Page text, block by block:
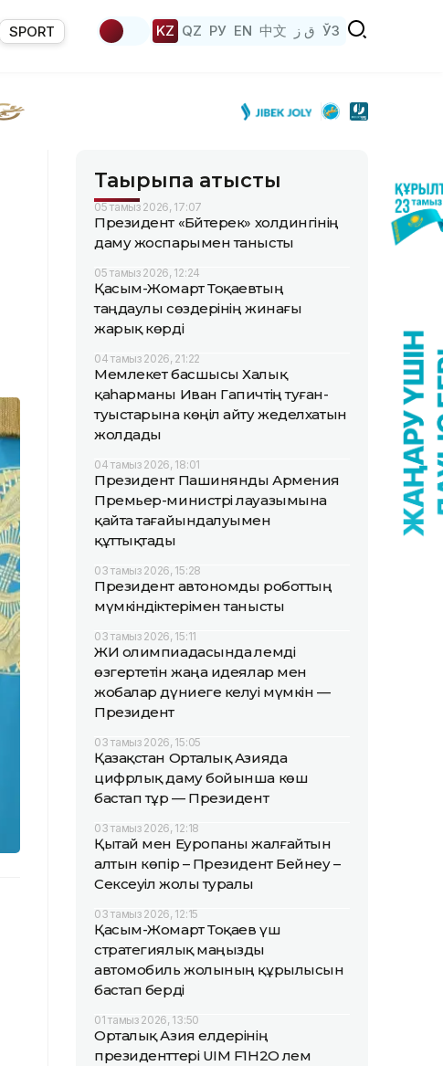
SPORT KZ QZ РУ EN 中文 ق ز ЎЗ
Тақырыпқа қатысты
05 тамыз 2026, 17:07
Президент «Бәйтерек» холдингінің
даму жоспарымен танысты
05 тамыз 2026, 12:24
Қасым-Жомарт Тоқаевтың
таңдаулы сөздерінің жинағы
жарық көрді
04 тамыз 2026, 21:22
Мемлекет басшысы Халық
қаһарманы Иван Гапичтің туған-
туыстарына көңіл айту жеделхатын
жолдады
04 тамыз 2026, 18:01
Президент Пашинянды Армения
Премьер-министрі лауазымына
қайта тағайындалуымен
құттықтады
03 тамыз 2026, 15:28
Президент автономды роботтың
мүмкіндіктерімен танысты
03 тамыз 2026, 15:11
ЖИ олимпиадасында әлемді
өзгертетін жаңа идеялар мен
жобалар дүниеге келуі мүмкін —
Президент
03 тамыз 2026, 15:05
Қазақстан Орталық Азияда
цифрлық даму бойынша көш
бастап тұр — Президент
03 тамыз 2026, 12:18
Қытай мен Еуропаны жалғайтын
алтын көпір – Президент Бейнеу –
Сексеуіл жолы туралы
03 тамыз 2026, 12:15
Қасым-Жомарт Тоқаев үш
стратегиялық маңызды
автомобиль жолының құрылысын
бастап берді
01 тамыз 2026, 13:50
Орталық Азия елдерінің
президенттері UIM F1H2O әлем